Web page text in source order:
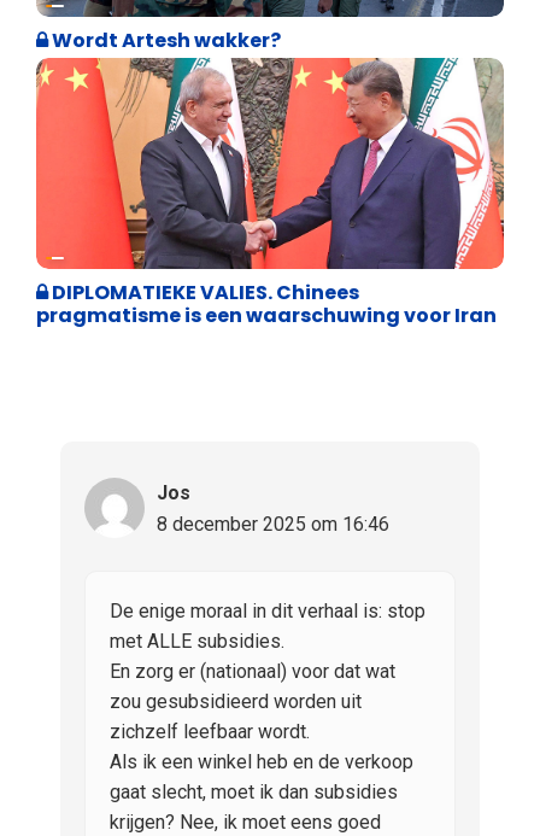
Wordt Artesh wakker?
Weekblad 't Pallieterke
DIPLOMATIEKE VALIES. Chinees
pragmatisme is een waarschuwing voor Iran
Jos
8 december 2025 om 16:46
De enige moraal in dit verhaal is: stop
met ALLE subsidies.
En zorg er (nationaal) voor dat wat
zou gesubsidieerd worden uit
zichzelf leefbaar wordt.
Als ik een winkel heb en de verkoop
gaat slecht, moet ik dan subsidies
krijgen? Nee, ik moet eens goed